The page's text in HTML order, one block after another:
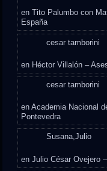
enTito Palumbo con
España
cesar tamborini
en Héctor Villalón –
cesar tamborini
enAcademia Nacional
Pontevedra
Susana,Julio
enJulio César Ovejero